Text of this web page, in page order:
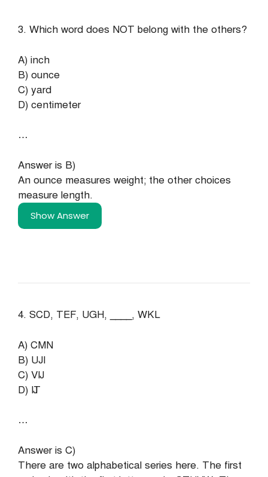
3. Which word does NOT belong with the others?
A) inch
B) ounce
C) yard
D) centimeter
…
Answer is B)
An ounce measures weight; the other choices
measure length.
Show Answer
4. SCD, TEF, UGH, ____, WKL
A) CMN
B) UJI
C) VIJ
D) IJT
…
Answer is C)
There are two alphabetical series here. The first